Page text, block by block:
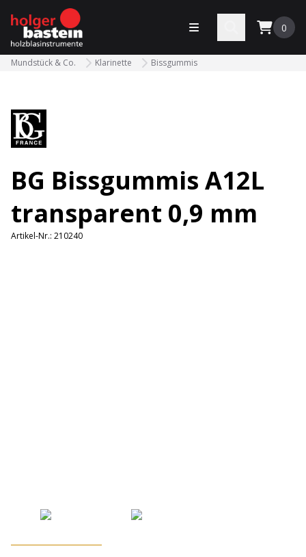
bastein
Menü öffnen 0
Mundstück & Co. Klarinette Bissgummis
BG Bissgummis A12L
transparent 0,9 mm
Artikel-Nr.: 210240